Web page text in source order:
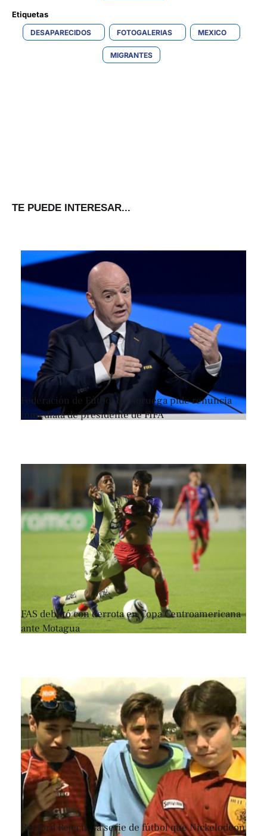
Etiquetas
DESAPARECIDOS FOTOGALERIAS MEXICO
MIGRANTES
TE PUEDE INTERESAR...
Federación de Fútbol de Noruega pide renuncia
inmediata de presidente de FIFA
FAS debutó con derrota en Copa Centroamericana
ante Motagua
Renford Rejects, la serie de fútbol que Nickelodeon